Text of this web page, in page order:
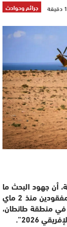
جرائم وحوادث
أن جهود البحث ما
تزال متواصلة للعثور على الجنديين الأمريكيين المفقودين منذ 2 ماي
منطقة طانطان،
2026”.